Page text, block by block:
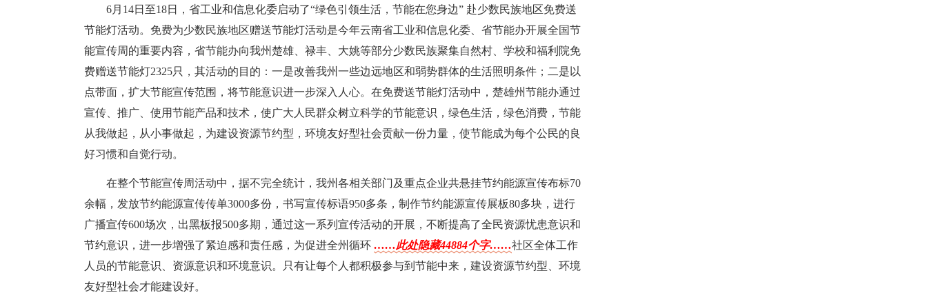
6月14日至18日，省工业和信息化委启动了“绿色引领生活，节能在您身边” 赴少数民族地区免费送
节能灯活动。免费为少数民族地区赠送节能灯活动是今年云南省工业和信息化委、省节能办开展全国节
能宣传周的重要内容，省节能办向我州楚雄、禄丰、大姚等部分少数民族聚集自然村、学校和福利院免
费赠送节能灯2325只，其活动的目的：一是改善我州一些边远地区和弱势群体的生活照明条件；二是以
点带面，扩大节能宣传范围，将节能意识进一步深入人心。在免费送节能灯活动中，楚雄州节能办通过
宣传、推广、使用节能产品和技术，使广大人民群众树立科学的节能意识，绿色生活，绿色消费，节能
从我做起，从小事做起，为建设资源节约型，环境友好型社会贡献一份力量，使节能成为每个公民的良
好习惯和自觉行动。
在整个节能宣传周活动中，据不完全统计，我州各相关部门及重点企业共悬挂节约能源宣传布标70
余幅，发放节约能源宣传传单3000多份，书写宣传标语950多条，制作节约能源宣传展板80多块，进行
广播宣传600场次，出黑板报500多期，通过这一系列宣传活动的开展，不断提高了全民资源忧患意识和
节约意识，进一步增强了紧迫感和责任感，为促进全州循环 ……此处隐藏44884个字……社区全体工作
人员的节能意识、资源意识和环境意识。只有让每个人都积极参与到节能中来，建设资源节约型、环境
友好型社会才能建设好。